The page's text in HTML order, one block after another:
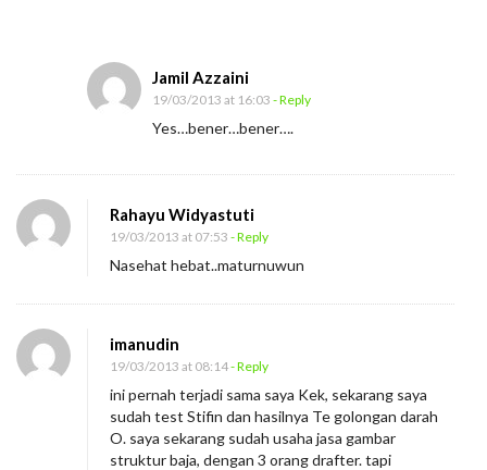
Jamil Azzaini
19/03/2013 at 16:03 - Reply
Yes…bener…bener….
Rahayu Widyastuti
19/03/2013 at 07:53 - Reply
Nasehat hebat..maturnuwun
imanudin
19/03/2013 at 08:14- Reply
ini pernah terjadi sama saya Kek, sekarang saya
sudah test Stifin dan hasilnya Te golongan darah
O. saya sekarang sudah usaha jasa gambar
struktur baja, dengan 3 orang drafter. tapi